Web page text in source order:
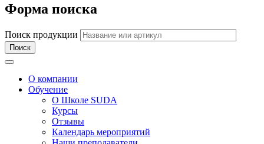
Форма поиска
Поиск продукции
Toggle navigation
О компании
Обучение
О Школе SUDA
Курсы
Отзывы
Календарь мероприятий